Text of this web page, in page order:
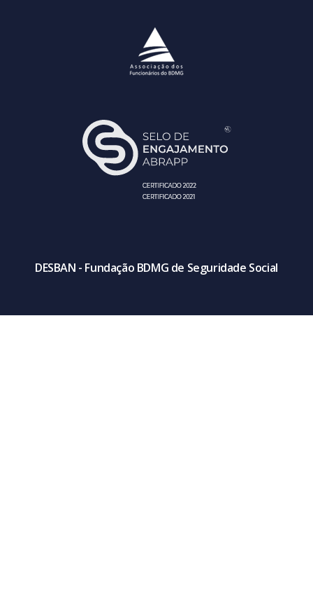
DESBAN - Fundação BDMG de Seguridade Social